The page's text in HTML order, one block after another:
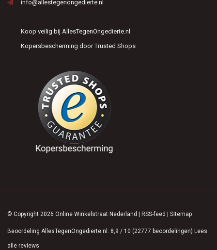
info@allestegenongedierte.nl
Koop veilig bij AllesTegenOngedierte.nl
Kopersbescherming door Trusted Shops
© Copyright 2026 Online Winkelstraat Nederland | RSS-feed | Sitemap
Beoordeling AllesTegenOngedierte.nl : 8,9 / 10 (22777 beoordelingen) Lees
alle reviews